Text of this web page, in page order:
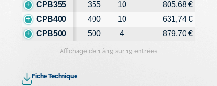
CPB355
355 10
805,68 €
CPB400
400 10
631,74 €
CPB500
500 4 879,70 €
Affichage de 1 à 19 sur 19 entrées
Fiche Technique